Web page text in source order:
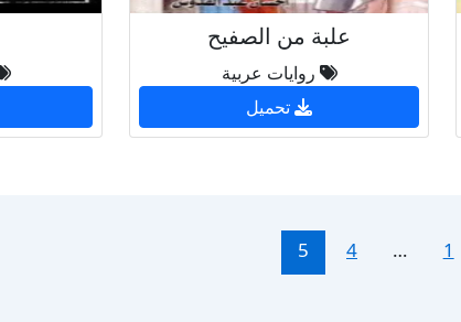
علبة من الصفيح
روايات عربية
تحميل
1
…
4
5